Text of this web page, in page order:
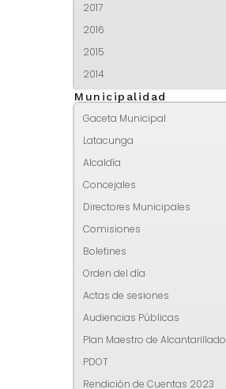
2017
2016
2015
2014
Municipalidad
Gaceta Municipal
Latacunga
Alcaldía
Concejales
Directores Municipales
Comisiones
Boletines
Orden del día
Actas de sesiones
Audiencias Públicas
Plan Maestro de Alcantarillado
PDOT
Rendición de Cuentas 2023